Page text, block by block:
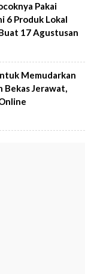
Pakai
6 Produk Lokal
17 Agustusan
Memudarkan
Bekas Jerawat,